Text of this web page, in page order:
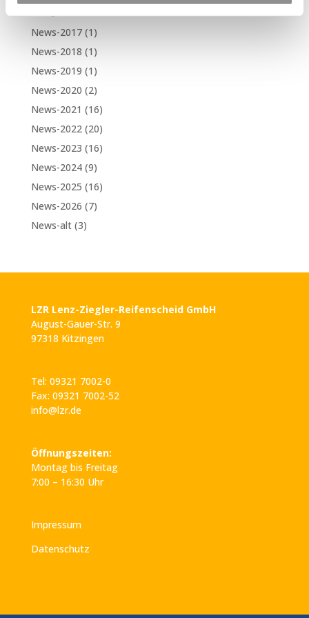
News-2017(1)
News-2018 (1)
News-2019 (1)
News-2020 (2)
News-2021 (16)
News-2022(20)
News-2023 (16)
News-2024(9)
News-2025 (16)
News-2026 (7)
News-alt(3)
LZR Lenz-Ziegler-Reifenscheid GmbH
August-Gauer-Str. 9
97318 Kitzingen
Tel: 09321 7002-0
Fax: 09321 7002-52
info@lzr.de
Öffnungszeiten:
Montag bis Freitag
7:00 – 16:30 Uhr
Impressum
Datenschutz